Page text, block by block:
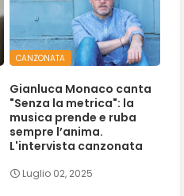
CANZONATA
Gianluca Monaco canta
"Senza la metrica": la
musica prende e ruba
sempre l’anima.
L'intervista canzonata
Luglio 02, 2025